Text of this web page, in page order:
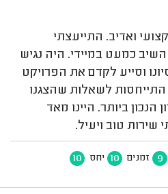
ואדיב. התייעצתי
השיב כמעט במיידי. היה נגיש
וסייע לקדם את הפרויקט
התייחסות לשאלות שהצגנו
הנכון ביותר. היינו מאד
שירות טוב ויעיל.
9 זמנים 10 יחס 10